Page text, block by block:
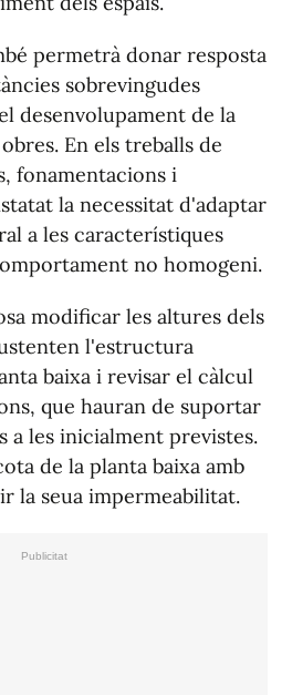
permetrà donar resposta
sobrevingudes
desenvolupament de la
En els treballs de
fonamentacions i
la necessitat d'adaptar
a les característiques
no homogeni.
modificar les altures dels
l'estructura
baixa i revisar el càlcul
que hauran de suportar
a les inicialment previstes.
de la planta baixa amb
la seua impermeabilitat.